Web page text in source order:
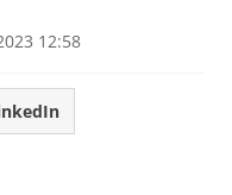
12:58